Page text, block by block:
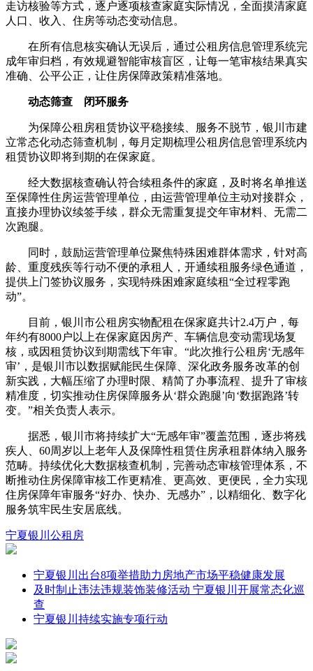
走访核验等方式，逐户逐项核查家庭实际情况，全面摸清家庭
人口、收入、住房等动态变动信息。
在所有信息核实确认无误后，通过公租房信息管理系统完
成年审归档，有效规避智能审核盲区，让每一笔审核结果真实
准确、公平公正，让住房保障政策精准落地。
动态筛查 闭环服务
为保障公租房租赁协议平稳接续、服务不脱节，银川市建
立常态化动态筛查机制，每月定期梳理公租房信息管理系统内
租赁协议即将到期的在保家庭。
经大数据核查确认符合续租条件的家庭，及时将名单推送
至保障性住房运营管理单位，由运营管理单位主动对接群众，
直接办理协议续签手续，群众无需重复提交年审材料、无需二
次跑腿。
同时，鼓励运营管理单位聚焦特殊困难群体需求，针对高
龄、重度残疾等行动不便的承租人，开通续租服务绿色通道，
提供上门签协议服务，实现特殊困难家庭续租“全过程零跑
动”。
目前，银川市公租房实物配租在保家庭共计2.4万户，每
年约有8000户以上在保家庭因房产、车辆信息变动需现场复
核，或因租赁协议到期需线下年审。“此次推行公租房‘无感年
审’，是银川市以数据赋能民生保障、深化政务服务改革的创
新实践，大幅压缩了办理时限、精简了办事流程、提升了审核
精准度，切实推动住房保障服务从‘群众跑腿’向‘数据跑路’转
变。”相关负责人表示。
据悉，银川市将持续扩大“无感年审”覆盖范围，逐步将残
疾人、60周岁以上老年人及保障性租赁住房承租群体纳入服务
范畴。持续优化大数据核查机制，完善动态审核管理体系，不
断推动住房保障审核工作更精准、更高效、更便民，全力实现
住房保障年审服务“好办、快办、无感办”，以精细化、数字化
服务筑牢民生安居底线。
宁夏银川 公租房
宁夏银川出台8项举措助力房地产市场平稳健康发展
及时制止违法违规装饰装修活动 宁夏银川开展常态化巡
查
宁夏银川持续实施专项行动